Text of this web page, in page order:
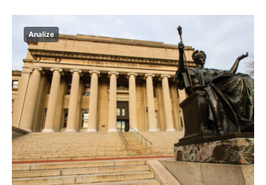
Analize